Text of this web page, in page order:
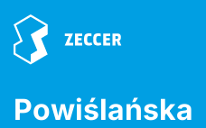
Powiślańska